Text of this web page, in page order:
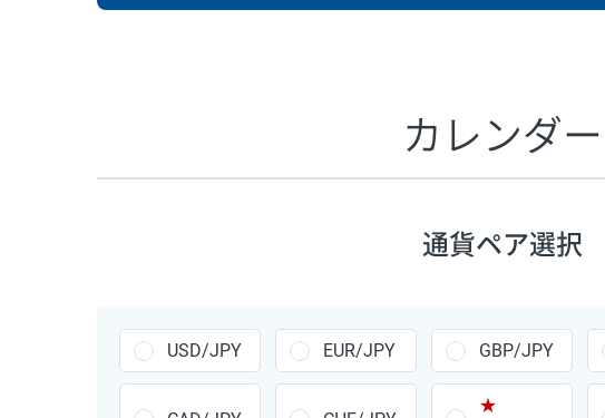
あたりの
ポイント
GBP/JPY 170円
カレンダー
通貨ペア選択
USD/JPY EUR/JPY GBP/JPY
★